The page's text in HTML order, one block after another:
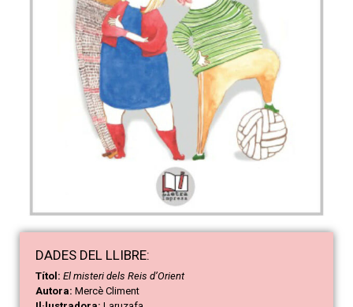
DADES DEL LLIBRE:
Títol: El misteri dels Reis d’Orient
Autora: Mercè Climent